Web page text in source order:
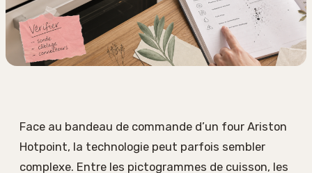
Face au bandeau de commande d’un four Ariston
Hotpoint, la technologie peut parfois sembler
complexe. Entre les pictogrammes de cuisson, les